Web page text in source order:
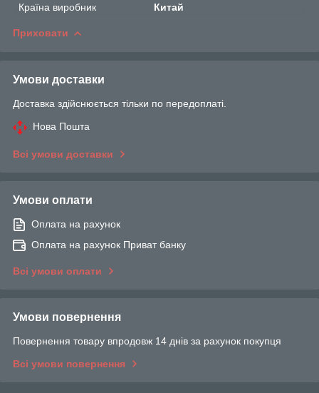
Країна виробник Китай
Приховати
Умови доставки
Доставка здійснюється тільки по передоплаті.
Нова Пошта
Всі умови доставки
Умови оплати
Оплата на рахунок
Оплата на рахунок Приват банку
Всі умови оплати
Умови повернення
Повернення товару впродовж 14 днів за рахунок покупця
Всі умови повернення